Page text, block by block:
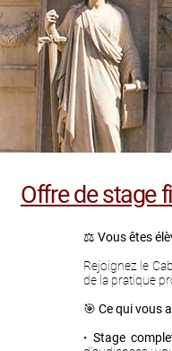
Offre de stage
⚖️ Vous êtes
Rejoignez le
de la pratique
🎯 Ce qui vous
• Stage